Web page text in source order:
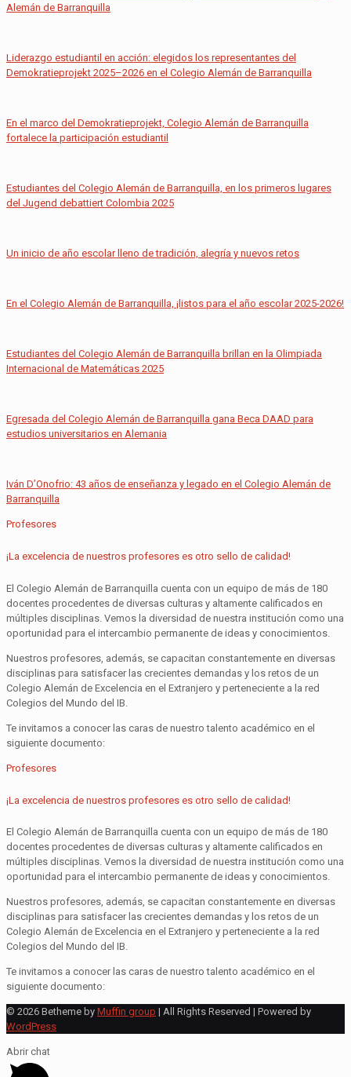
Alemán de Barranquilla
Liderazgo estudiantil en acción: elegidos los representantes del
Demokratieprojekt 2025–2026 en el Colegio Alemán de Barranquilla
En el marco del Demokratieprojekt, Colegio Alemán de Barranquilla
fortalece la participación estudiantil
Estudiantes del Colegio Alemán de Barranquilla, en los primeros lugares
del Jugend debattiert Colombia 2025
Un inicio de año escolar lleno de tradición, alegría y nuevos retos
En el Colegio Alemán de Barranquilla, ¡listos para el año escolar 2025-2026!
Estudiantes del Colegio Alemán de Barranquilla brillan en la Olimpiada
Internacional de Matemáticas 2025
Egresada del Colegio Alemán de Barranquilla gana Beca DAAD para
estudios universitarios en Alemania
Iván D’Onofrio: 43 años de enseñanza y legado en el Colegio Alemán de
Barranquilla
Profesores
¡La excelencia de nuestros profesores es otro sello de calidad!
El Colegio Alemán de Barranquilla cuenta con un equipo de más de 180
docentes procedentes de diversas culturas y altamente calificados en
múltiples disciplinas. Vemos la diversidad de nuestra institución como una
oportunidad para el intercambio permanente de ideas y conocimientos.
Nuestros profesores, además, se capacitan constantemente en diversas
disciplinas para satisfacer las crecientes demandas y los retos de un
Colegio Alemán de Excelencia en el Extranjero y perteneciente a la red
Colegios del Mundo del IB.
Te invitamos a conocer las caras de nuestro talento académico en el
siguiente documento:
Profesores
¡La excelencia de nuestros profesores es otro sello de calidad!
El Colegio Alemán de Barranquilla cuenta con un equipo de más de 180
docentes procedentes de diversas culturas y altamente calificados en
múltiples disciplinas. Vemos la diversidad de nuestra institución como una
oportunidad para el intercambio permanente de ideas y conocimientos.
Nuestros profesores, además, se capacitan constantemente en diversas
disciplinas para satisfacer las crecientes demandas y los retos de un
Colegio Alemán de Excelencia en el Extranjero y perteneciente a la red
Colegios del Mundo del IB.
Te invitamos a conocer las caras de nuestro talento académico en el
siguiente documento:
© 2026 Betheme by Muffin group | All Rights Reserved | Powered by
WordPress
Abrir chat